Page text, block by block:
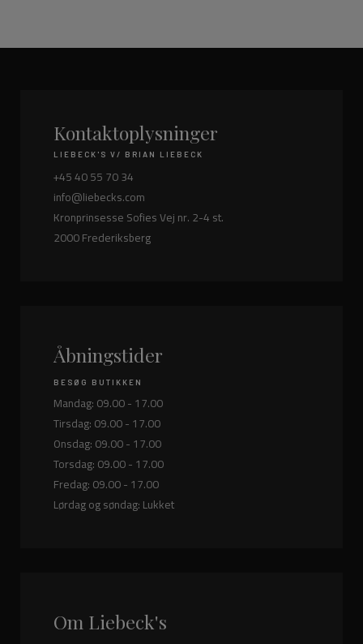
Kontaktoplysninger
LIEBECK'S V/ BRIAN LIEBECK
+45 40 55 70 34
info@liebecks.com
Kronprinsesse Sofies Vej nr. 2-4 st.
2000 Frederiksberg
Åbningstider
BESØG BUTIKKEN
Mandag: 09.00 - 17.00
Tirsdag: 09.00 - 17.00
Onsdag: 09.00 - 17.00
Torsdag: 09.00 - 17.00
Fredag: 09.00 - 17.00
Lørdag og søndag: Lukket
Om Liebeck's